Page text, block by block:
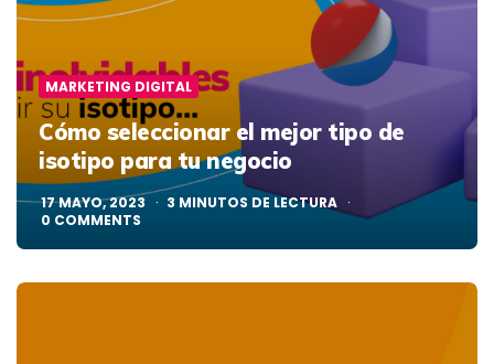
MARKETING DIGITAL
Cómo seleccionar el mejor tipo de
isotipo para tu negocio
17 MAYO, 2023 3 MINUTOS DE LECTURA
0 COMMENTS